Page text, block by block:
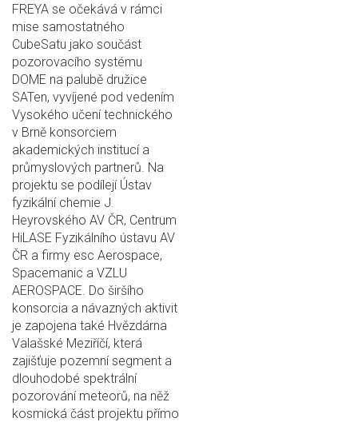
FREYA se očekává v rámci
mise samostatného
CubeSatu jako součást
pozorovacího systému
DOME na palubě družice
SATen, vyvíjené pod vedením
Vysokého učení technického
v Brně konsorciem
akademických institucí a
průmyslových partnerů. Na
projektu se podílejí Ústav
fyzikální chemie J.
Heyrovského AV ČR, Centrum
HiLASE Fyzikálního ústavu AV
ČR a firmy esc Aerospace,
Spacemanic a VZLU
AEROSPACE. Do širšího
konsorcia a návazných aktivit
je zapojena také Hvězdárna
Valašské Meziříčí, která
zajišťuje pozemní segment a
dlouhodobé spektrální
pozorování meteorů, na něž
kosmická část projektu přímo